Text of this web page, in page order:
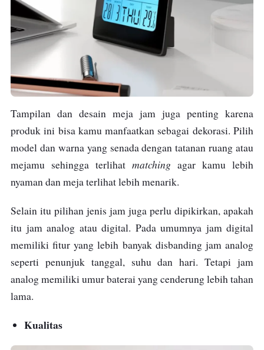
Tampilan dan desain meja jam juga penting karena
produk ini bisa kamumanfaatkan sebagai dekorasi. Pilih
model dan warna yang senada dengan tatanan ruang atau
mejamu sehingga terlihat matching agar kamu lebih
nyaman dan meja terlihat lebih menarik.
Selain itu pilihan jenis jam juga perlu dipikirkan, apakah
itu jam analog atau digital. Pada umumnya jam digital
memiliki fitur yang lebih banyak disbanding jam analog
seperti penunjuk tanggal, suhu dan hari. Tetapi jam
analog memiliki umur baterai yang cenderung lebih tahan
lama.
Kualitas